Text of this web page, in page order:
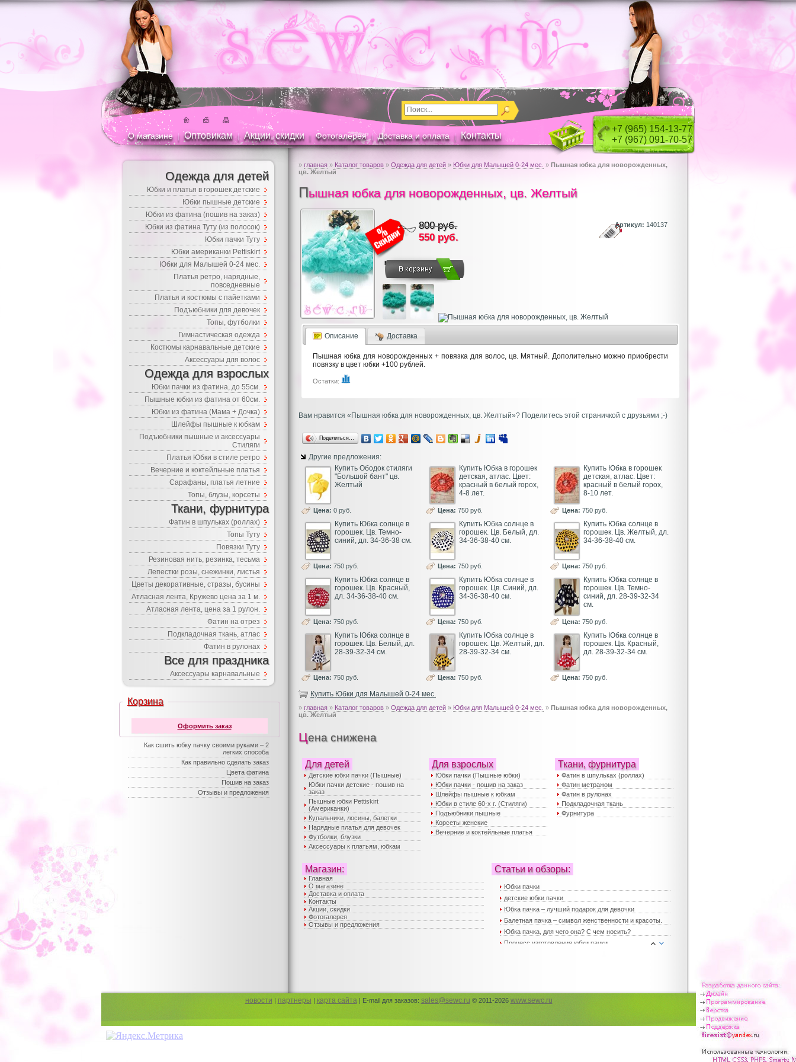
+7 (965) 154-13-77
+7 (967) 091-70-57
О магазине | Оптовикам | Акции, скидки | Фотогалерея | Доставка и оплата | Контакты
» главная » Каталог товаров » Одежда для детей » Юбки для Малышей 0-24 мес. » Пышная юбка для новорожденных,
цв. Желтый
Пышная юбка для новорожденных, цв. Желтый
Артикул: 140137
800 руб.
550 руб.
RUB
Описание Доставка
Пышная юбка для новорожденных + повязка для волос, цв. Мятный. Дополительно можно приобрести
повязку в цвет юбки +100 рублей.
Остатки:
Вам нравится «Пышная юбка для новорожденных, цв. Желтый»? Поделитесь этой страничкой с друзьями ;-)
Поделиться…
Другие предложения:
Купить Ободок стиляги
"Большой бант" цв.
Желтый
Цена: 0 руб.
Купить Юбка в горошек
детская, атлас. Цвет:
красный в белый горох,
4-8 лет.
Цена: 750 руб.
Купить Юбка в горошек
детская, атлас. Цвет:
красный в белый горох,
8-10 лет.
Цена: 750 руб.
Купить Юбка солнце в
горошек. Цв. Темно-
синий, дл. 34-36-38 см.
Цена: 750 руб.
Купить Юбка солнце в
горошек. Цв. Белый, дл.
34-36-38-40 см.
Цена: 750 руб.
Купить Юбка солнце в
горошек. Цв. Желтый, дл.
34-36-38-40 см.
Цена: 750 руб.
Купить Юбка солнце в
горошек. Цв. Красный,
дл. 34-36-38-40 см.
Цена: 750 руб.
Купить Юбка солнце в
горошек. Цв. Синий, дл.
34-36-38-40 см.
Цена: 750 руб.
Купить Юбка солнце в
горошек. Цв. Темно-
синий, дл. 28-39-32-34
см.
Цена: 750 руб.
Купить Юбка солнце в
горошек. Цв. Белый, дл.
28-39-32-34 см.
Цена: 750 руб.
Купить Юбка солнце в
горошек. Цв. Желтый, дл.
28-39-32-34 см.
Цена: 750 руб.
Купить Юбка солнце в
горошек. Цв. Красный,
дл. 28-39-32-34 см.
Цена: 750 руб.
Купить Юбки для Малышей 0-24 мес.
» главная » Каталог товаров » Одежда для детей » Юбки для Малышей 0-24 мес. » Пышная юбка для новорожденных,
цв. Желтый
Цена снижена
Для детей
Детские юбки пачки (Пышные)
Юбки пачки детские - пошив на
заказ
Пышные юбки Pettiskirt
(Американки)
Купальники, лосины, балетки
Нарядные платья для девочек
Футболки, блузки
Аксессуары к платьям, юбкам
Для взрослых
Юбки пачки (Пышные юбки)
Юбки пачки - пошив на заказ
Шлейфы пышные к юбкам
Юбки в стиле 60-х г. (Стиляги)
Подъюбники пышные
Корсеты женские
Вечерние и коктейльные платья
Ткани, фурнитура
Фатин в шпульках (роллах)
Фатин метражом
Фатин в рулонах
Подкладочная ткань
Фурнитура
Магазин:
Главная
О магазине
Доставка и оплата
Контакты
Акции, скидки
Фотогалерея
Отзывы и предложения
Статьи и обзоры:
Юбки пачки
детские юбки пачки
Юбка пачка – лучший подарок для девочки
Балетная пачка – символ женственности и красоты.
Юбка пачка, для чего она? С чем носить?
Процесс изготовления юбки пачки
Детские юбки пачки – лучший выбор для праздника
Одежда для детей
Юбки и платья в горошек детские
Юбки пышные детские
Юбки из фатина (пошив на заказ)
Юбки из фатина Туту (из полосок)
Юбки пачки Туту
Юбки американки Pettiskirt
Юбки для Малышей 0-24 мес.
Платья ретро, нарядные,
повседневные
Платья и костюмы с пайетками
Подъюбники для девочек
Топы, футболки
Гимнастическая одежда
Костюмы карнавальные детские
Аксессуары для волос
Одежда для взрослых
Юбки пачки из фатина, до 55см.
Пышные юбки из фатина от 60см.
Юбки из фатина (Мама + Дочка)
Шлейфы пышные к юбкам
Подъюбники пышные и аксессуары
Стиляги
Платья Юбки в стиле ретро
Вечерние и коктейльные платья
Сарафаны, платья летние
Топы, блузы, корсеты
Ткани, фурнитура
Фатин в шпульках (роллах)
Топы Туту
Повязки Туту
Резиновая нить, резинка, тесьма
Лепестки розы, снежинки, листья
Цветы декоративные, стразы, бусины
Атласная лента, Кружево цена за 1 м.
Атласная лента, цена за 1 рулон.
Фатин на отрез
Подкладочная ткань, атлас
Фатин в рулонах
Все для праздника
Аксессуары карнавальные
Корзина
Оформить заказ
Как сшить юбку пачку своими руками – 2
легких способа
Как правильно сделать заказ
Цвета фатина
Пошив на заказ
Отзывы и предложения
новости | партнеры | карта сайта | E-mail для заказов: sales@sewc.ru © 2011-2026 www.sewc.ru